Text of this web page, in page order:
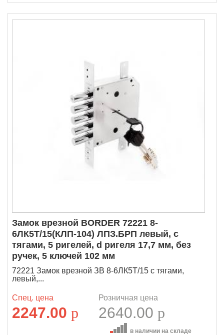
Замок врезной BORDER 72221 8-
6ЛК5Т/15(КЛП-104) ЛПЗ.БРП левый, с
тягами, 5 ригелей, d ригеля 17,7 мм, без
ручек, 5 ключей 102 мм
72221 Замок врезной ЗВ 8-6ЛК5Т/15 с тягами,
левый,...
Спец. цена
2247.00 p
Розничная цена
2640.00 p
в наличии на складе